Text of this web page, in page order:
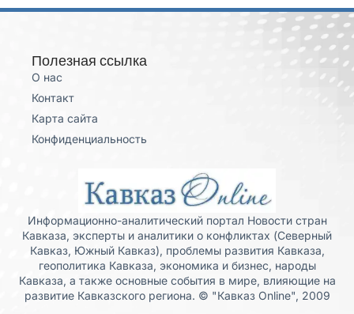
Полезная ссылка
О нас
Контакт
Карта сайта
Конфиденциальность
Информационно-аналитический портал Новости стран
Кавказа, эксперты и аналитики о конфликтах (Северный
Кавказ, Южный Кавказ), проблемы развития Кавказа,
геополитика Кавказа, экономика и бизнес, народы
Кавказа, а также основные события в мире, влияющие на
развитие Кавказского региона. © "Кавказ Online", 2009